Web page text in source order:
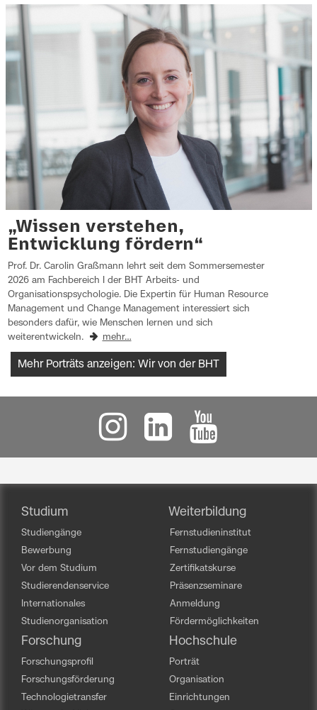
„Wissen verstehen,
Entwicklung fördern“
Prof. Dr. Carolin Graßmann lehrt seit dem Sommersemester
2026 am Fachbereich I der BHT Arbeits- und
Organisationspsychologie. Die Expertin für Human Resource
Management und Change Management interessiert sich
besonders dafür, wie Menschen lernen und sich
weiterentwickeln.
mehr…
Mehr Porträts anzeigen: Wir von der BHT
Studium
Studiengänge
Bewerbung
Vor dem Studium
Studierendenservice
Internationales
Studienorganisation
Weiterbildung
Fernstudieninstitut
Fernstudiengänge
Zertifikatskurse
Präsenzseminare
Anmeldung
Fördermöglichkeiten
Forschung
Forschungsprofil
Forschungsförderung
Technologietransfer
Hochschule
Porträt
Organisation
Einrichtungen